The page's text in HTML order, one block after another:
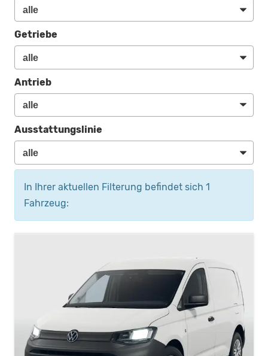
Getriebe
Antrieb
Ausstattungslinie
In Ihrer aktuellen Filterung befindet sich 1
Fahrzeug: